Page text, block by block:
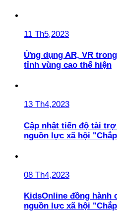
11 Th5,2023
Ứng dụng AR, VR
tỉnh vùng cao thể hiện
13 Th4,2023
Cập nhật tiến độ tài
nguồn lực xã hội "Chắp
08 Th4,2023
KidsOnline đồng
nguồn lực xã hội